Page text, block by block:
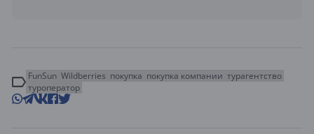
FunSun Wildberries покупка покупка компании турагентство
туроператор